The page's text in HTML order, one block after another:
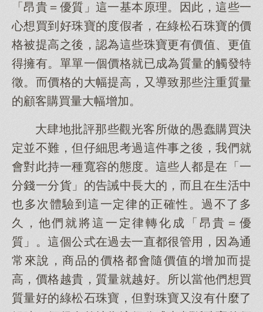
「昂貴＝優質」這一基本原理。因此，這些一
心想買到好珠寶的度假者，在綠松石珠寶的價
格被提高之後，認為這些珠寶更有價值、更值
得擁有。單單一個價格就已成為質量的觸發特
徵。而價格的大幅提高，又導致那些注重質量
的顧客購買量大幅增加。
大肆地批評那些觀光客所做的愚蠢購買決
定並不難，但仔細思考過這件事之後，我們就
會對此持一種寬容的態度。這些人都是在「一
分錢一分貨」的告誡中長大的，而且在生活中
也多次體驗到這一定律的正確性。過不了多
久，他們就將這一定律轉化成「昂貴＝優
質」。這個公式在過去一直都很管用，因為通
常來說，商品的價格都會隨價值的增加而提
高，價格越貴，質量就越好。所以當他們想買
質量好的綠松石珠寶，但對珠寶又沒有什麼了